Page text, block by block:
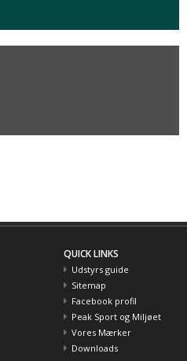
QUICK LINKS
Udstyrs guide
Sitemap
Facebook profil
Peak Sport og Miljøet
Vores Mærker
Downloads